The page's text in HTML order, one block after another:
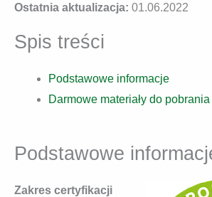
Ostatnia aktualizacja: 01.06.2022
Spis treści
Podstawowe informacje
Darmowe materiały do pobrania
Podstawowe
Zakres certyfikacji